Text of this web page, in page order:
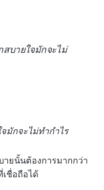
สบายใจมักจะไม่
มักจะไม่ทำกำไร
ายนั้นต้องการมากกว่า
ชื่อถือได้